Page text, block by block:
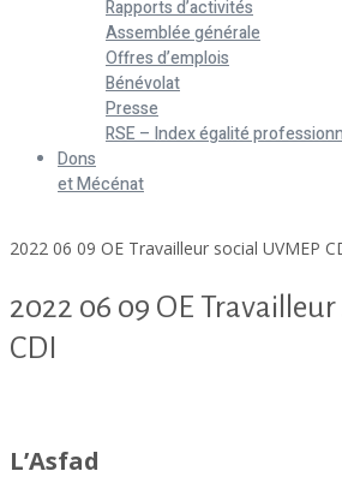
Rapports d’activités
Assemblée générale
Offres d’emplois
Bénévolat
Presse
RSE – Index égalité
Dons
et Mécénat
2022 06 09 OE Travailleur social UVMEP
2022 06 09 OE
CDI
L’Asfad